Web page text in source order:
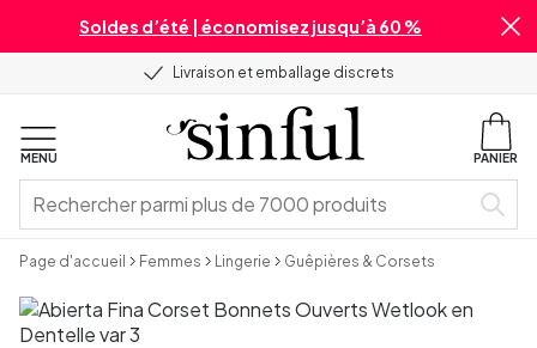
Soldes d’été | économisez jusqu’à 60 %
Livraison et emballage discrets
MENU PANIER
Page d'accueil Femmes Lingerie Guêpières & Corsets